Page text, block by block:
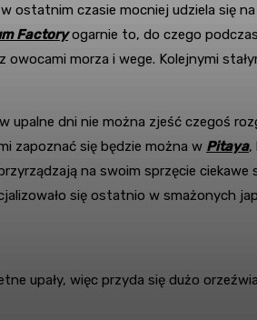
w ostatnim czasie mocniej udziela się
Factoryogarnie to, do czego
owocami morza i wege. Kolejnymi
upalne dni nie można zjeść czegoś
zapoznać się będzie można w Pitaya,
na swoim sprzęcie
się ostatnio w smażonych
upały, więc przyda się dużo